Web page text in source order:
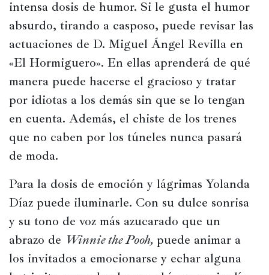
intensa dosis de humor. Si le gusta el humor
absurdo, tirando a casposo, puede revisar las
actuaciones de D. Miguel Ángel Revilla en
«El Hormiguero». En ellas aprenderá de qué
manera puede hacerse el gracioso y tratar
por idiotas a los demás sin que se lo tengan
en cuenta. Además, el chiste de los trenes
que no caben por los túneles nunca pasará
de moda.
Para la dosis de emoción y lágrimas Yolanda
Díaz puede iluminarle. Con su dulce sonrisa
y su tono de voz más azucarado que un
abrazo de Winnie the Pooh, puede animar a
los invitados a emocionarse y echar alguna